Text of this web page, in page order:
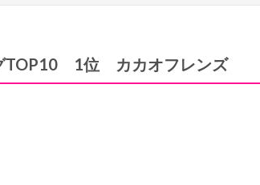
TOP10 1位 カカオフレンズ